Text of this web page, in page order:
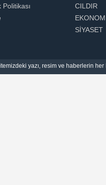
Politikası
CILDIR
SİYASET
yazı, resim ve haberlerin her